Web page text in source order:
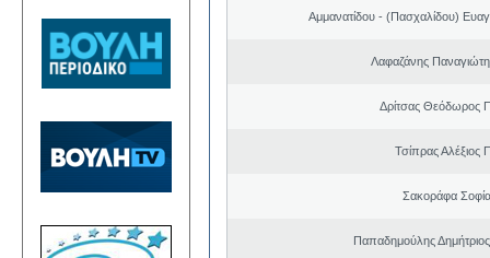
Αμμανατίδου - (Πασχαλίδου)
Λαφαζάνης
Δρίτσας Θεόδωρος
Τσίπρας Αλέξιος
Σακοράφα
Παπαδημούλης